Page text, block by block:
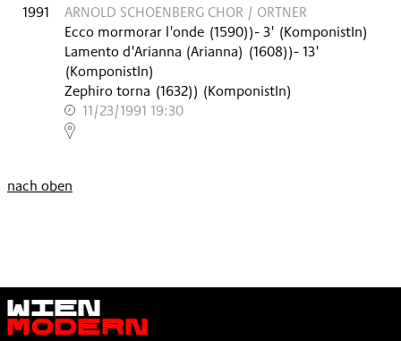
1991
ARNOLD SCHOENBERG CHOR / ORTNER
Ecco mormorar l'onde (1590))- 3' (KomponistIn)
Lamento d'Arianna (Arianna) (1608))- 13'
(KomponistIn)
Zephiro torna (1632)) (KomponistIn)
11/23/1991 19:30
,
nach oben
Wien
Modern